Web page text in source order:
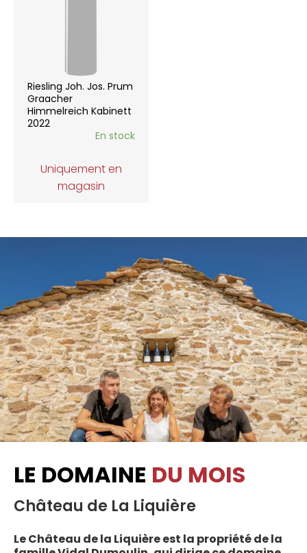
Riesling Joh. Jos. Prum
Graacher
Himmelreich Kabinett
2022
En stock
Uniquement en
magasin
LE DOMAINE DU MOIS
Château de La Liquière
Le Château de la Liquière est la propriété de la